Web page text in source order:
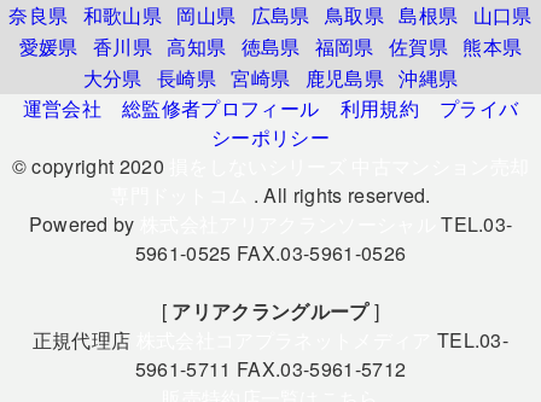
奈良県 和歌山県 岡山県 広島県 鳥取県 島根県
山口県
愛媛県 香川県 高知県 徳島県 福岡県 佐賀県 熊本県
大分県 長崎県 宮崎県 鹿児島県 沖縄県
運営会社
総監修者プロフィール 利用規約
プライバ
シーポリシー
© copyright 2020
. All rights reserved.
Powered by
TEL.03-
5961-0525 FAX.03-5961-0526
[ アリアクラングループ]
正規代理店
TEL.03-
5961-5711 FAX.03-5961-5712